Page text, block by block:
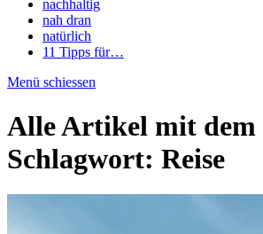
nachhaltig
nah dran
natürlich
11 Tipps für…
Menü schiessen
Alle Artikel mit dem
Schlagwort: Reise